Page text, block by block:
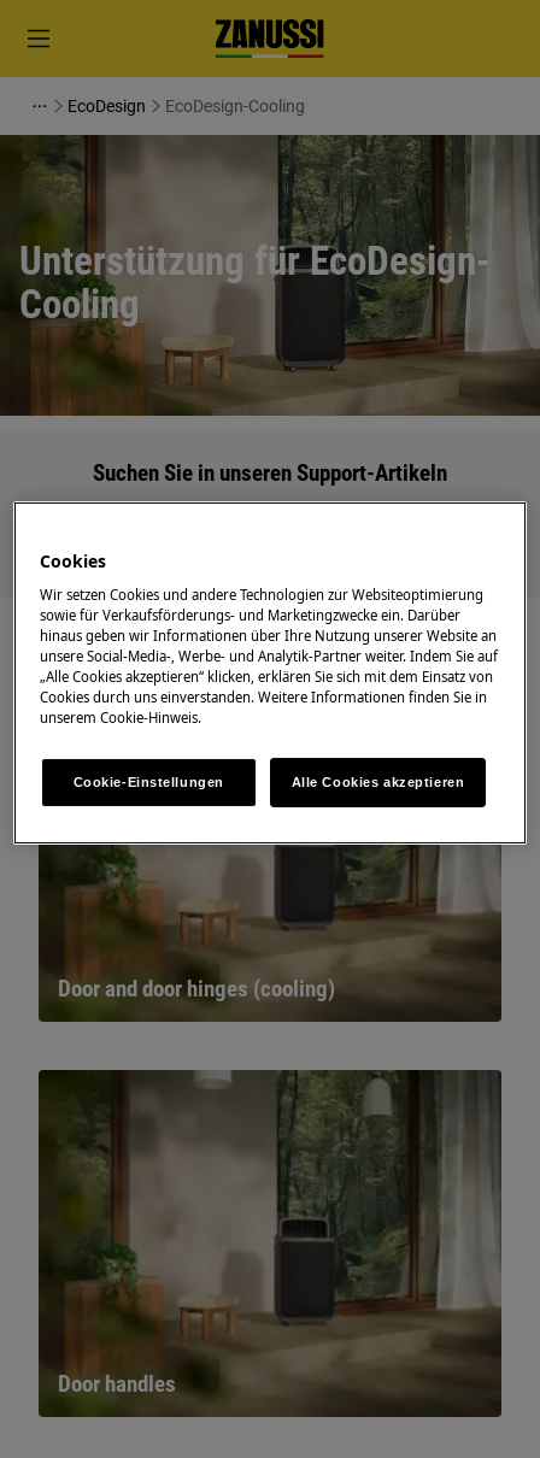
EcoDesign EcoDesign-Cooling
Unterstützung für EcoDesign-
Cooling
Suchen Sie in unseren Support-Artikeln
Door and door hinges (cooling)
Door handles
Cookies
Wir setzen Cookies und andere Technologien zur Websiteoptimierung
sowie für Verkaufsförderungs- und Marketingzwecke ein. Darüber
hinaus geben wir Informationen über Ihre Nutzung unserer Website an
unsere Social-Media-, Werbe- und Analytik-Partner weiter. Indem Sie auf
„Alle Cookies akzeptieren“ klicken, erklären Sie sich mit dem Einsatz von
Cookies durch uns einverstanden. Weitere Informationen finden Sie in
unserem Cookie-Hinweis.
Cookie-Einstellungen Alle Cookies akzeptieren